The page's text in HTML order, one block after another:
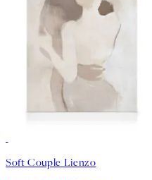
Soft Couple Lienzo